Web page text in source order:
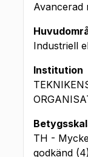
Avancerad
Industriell
Institution
TH -
godkänd